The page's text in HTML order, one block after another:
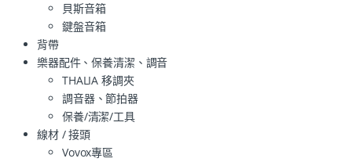
貝斯音箱
鍵盤音箱
背帶
樂器配件、保養清潔、調音
THALIA 移調夾
調音器、節拍器
保養/清潔/工具
線材 / 接頭
Vovox專區